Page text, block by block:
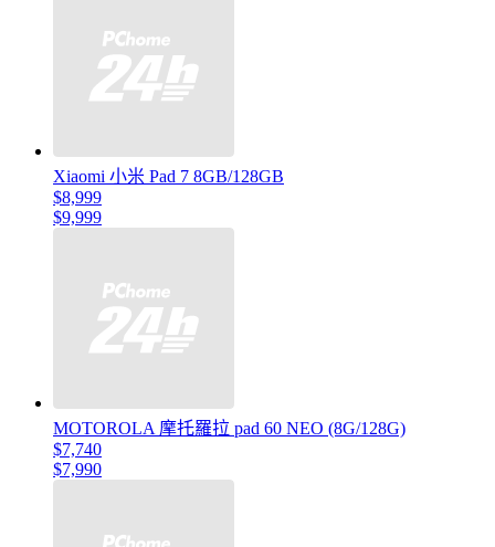
Xiaomi 小米 Pad 7 8GB/128GB
$8,999
$9,999
MOTOROLA 摩托羅拉 pad 60 NEO (8G/128G)
$7,740
$7,990